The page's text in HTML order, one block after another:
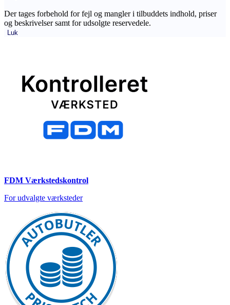
Der tages forbehold for fejl og mangler i tilbuddets indhold, priser
og beskrivelser samt for udsolgte reservedele.
Luk
FDM Værkstedskontrol
For udvalgte værksteder